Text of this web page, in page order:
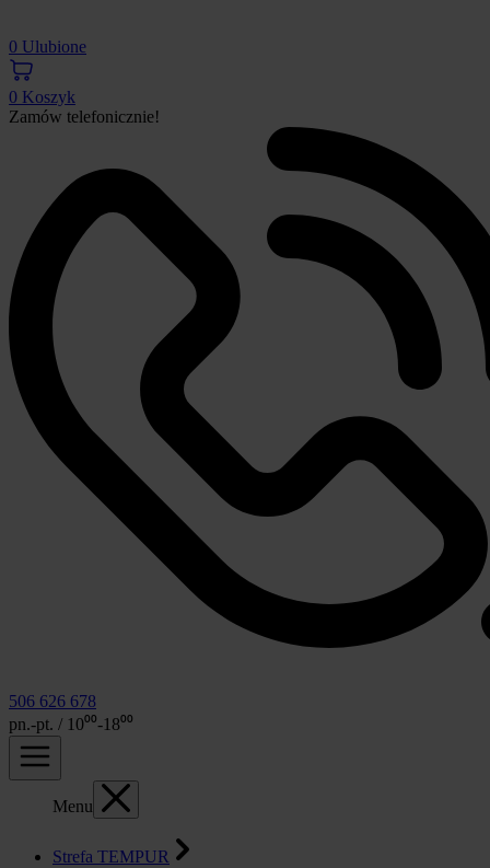
0 Ulubione
0 Koszyk
Zamów telefonicznie!
506 626 678
pn.-pt. / 10⁰⁰-18⁰⁰
Menu
Strefa TEMPUR